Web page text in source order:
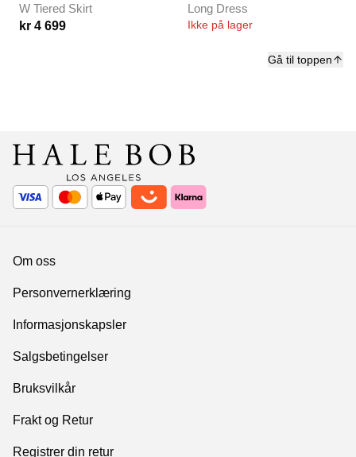
Gå til toppen
W Tiered Skirt
kr 4 699
Long Dress
Ikke på lager
Om oss
Personvernerklæring
Informasjonskapsler
Salgsbetingelser
Bruksvilkår
Frakt og Retur
Registrer din retur